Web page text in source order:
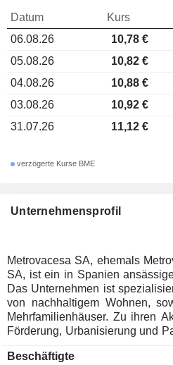
Unternehmensprofil
Metrovacesa SA, ehemals
SA, ist ein in Spanien
Das Unternehmen ist
von nachhaltigem Wohnen,
Mehrfamilienhäuser. Zu ihren
Förderung, Urbanisierung und
Interesse oder im Auftrag
Beschäftigte
Datum Kurs
06.08.26
10,78 €
05.08.26
10,82 €
04.08.26
10,88 €
03.08.26
10,92 €
31.07.26
11,12 €
verzögerte Kurse BME